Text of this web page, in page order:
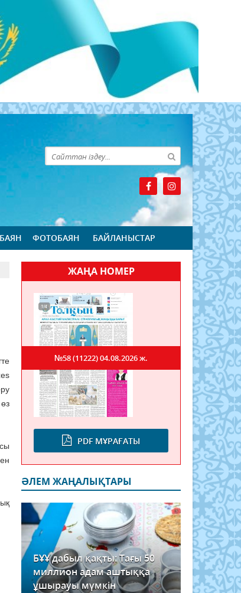
ФОТОБАЯН БАЙЛАНЫСТАР
ЖАҢА НОМЕР
PDF МҰРАҒАТЫ
№58 (11222)04.08.2026 ж.
ӘЛЕМ ЖАҢАЛЫҚТАРЫ
БҰҰ дабыл қақты: Тағы 50
миллион адам аштыққа
ұшырауы мүмкін